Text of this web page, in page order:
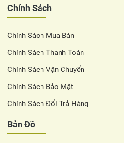
Chính Sách
Chính Sách Mua Bán
Chính Sách Thanh Toán
Chính Sách Vận Chuyển
Chính Sách Bảo Mật
Chính Sách Đổi Trả Hàng
Bản Đồ